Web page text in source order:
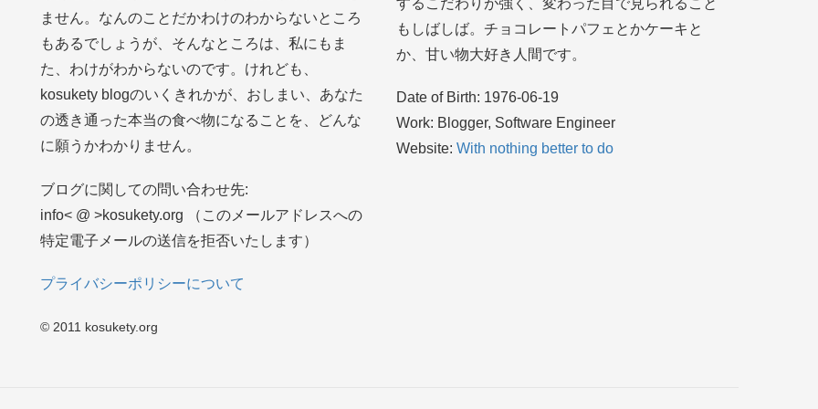
ません。なんのことだかわけのわからないところ
もあるでしょうが、そんなところは、私にもま
た、わけがわからないのです。けれども、
kosukety blogのいくきれかが、おしまい、あなた
の透き通った本当の食べ物になることを、どんな
に願うかわかりません。
ブログに関しての問い合わせ先:
info< @ >kosukety.org （このメールアドレスへの
特定電子メールの送信を拒否いたします）
プライバシーポリシーについて
© 2011 kosukety.org
もしばしば。チョコレートパフェとかケーキと
か、甘い物大好き人間です。
Date of Birth: 1976-06-19
Work: Blogger, Software Engineer
Website: With nothing better to do